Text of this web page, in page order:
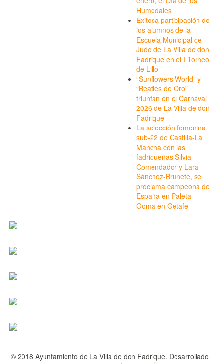
Humedales
Exitosa participación de
los alumnos de la
Escuela Municipal de
Judo de La Villa de don
Fadrique en el I Torneo
de Lillo
“Sunflowers World” y
“Beatles de Oro”
triunfan en el Carnaval
2026 de La Villa de don
Fadrique
La selección femenina
sub-22 de Castilla-La
Mancha con las
fadriqueñas Silvia
Comendador y Lara
Sánchez-Brunete, se
proclama campeona de
España en Paleta
Goma en Getafe
© 2018 Ayuntamiento de La Villa de don Fadrique. Desarrollado